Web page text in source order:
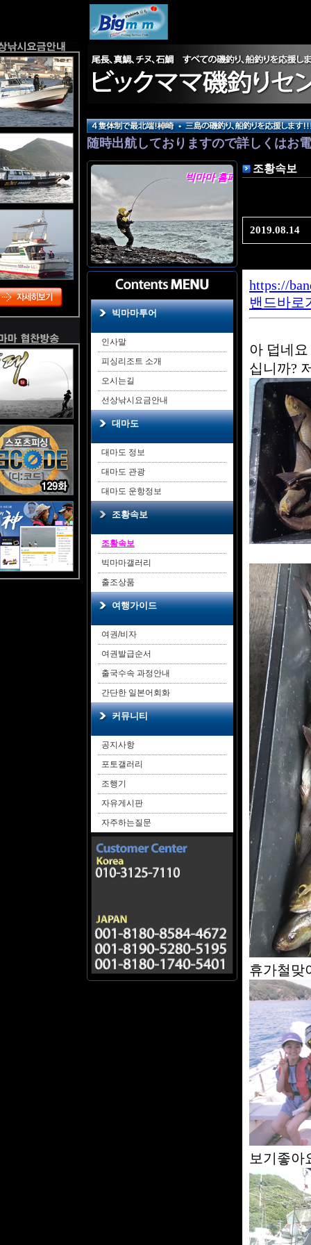
随時出航しておりますので詳しくはお
４隻体制で最北端！棹崎 • 三島の磯
빅마마 홈페이지에 오신 것을 환영합니다.
빅마마투어
인사말
피싱리조트 소개
오시는길
선상낚시요금안내
대마도
대마도 정보
대마도 관광
대마도 운항정보
조황속보
조황속보
빅마마갤러리
출조상품
여행가이드
여권/비자
여권발급순서
출국수속 과정안내
간단한 일본어회화
커뮤니티
공지사항
포토갤러리
조행기
자유게시판
자주하는질문
조황속보
2019.08.14
https://
밴드바로
아 덥네
십니까?
휴가철맞
보기좋아